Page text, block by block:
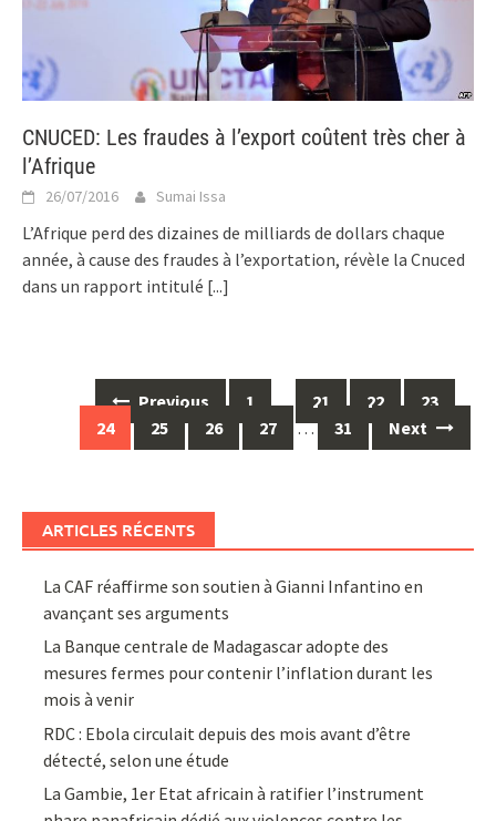
CNUCED: Les fraudes à l’export coûtent très cher à
l’Afrique
26/07/2016 Sumai Issa
L’Afrique perd des dizaines de milliards de dollars chaque
année, à cause des fraudes à l’exportation, révèle la Cnuced
dans un rapport intitulé [...]
navigation
Previous 1 … 21 22
23
24
25 26 27 … 31 Next
ARTICLES RÉCENTS
La CAF réaffirme son soutien à Gianni Infantino en
avançant ses arguments
La Banque centrale de Madagascar adopte des
mesures fermes pour contenir l’inflation durant les
mois à venir
RDC : Ebola circulait depuis des mois avant d’être
détecté, selon une étude
La Gambie, 1er Etat africain à ratifier l’instrument